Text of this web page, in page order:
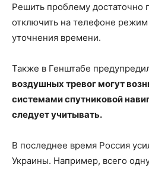
Решить проблему достаточно
отключить на телефоне режим
уточнения времени.
Также в Генштабе
воздушных тревог могут
системами спутниковой
следует учитывать.
В последнее время Россия
Украины. Например, всего